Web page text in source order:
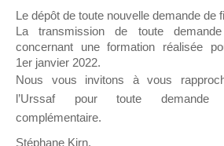
sur lequel il est possible de
ou poser une question.
NB : Il est nécessaire d’être
pouvoir rejoindre ce groupe
Le dépôt de toute nouvelle demande de
La transmission de toute
concernant une formation réalisée
1er janvier 2022.
Nous vous invitons à vous
l’Urssaf pour toute demande
complémentaire.
Stéphane Kirn,